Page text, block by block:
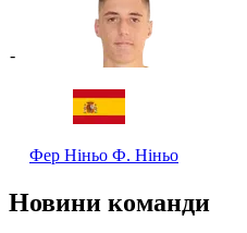
-
Фер Ніньо Ф. Ніньо
Новини команди